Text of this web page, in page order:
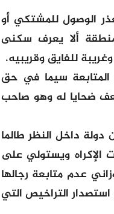
لتعذر الوصول للمشتكي أو
ألا يعرف سكنى
للفايق وقريبيه.
المتابعة سيما في حق
ضحايا له وهو صاحب
داخل النظر طالما
الإكراه ويستولي على
عدم متابعة رجالها
التراخيص التي